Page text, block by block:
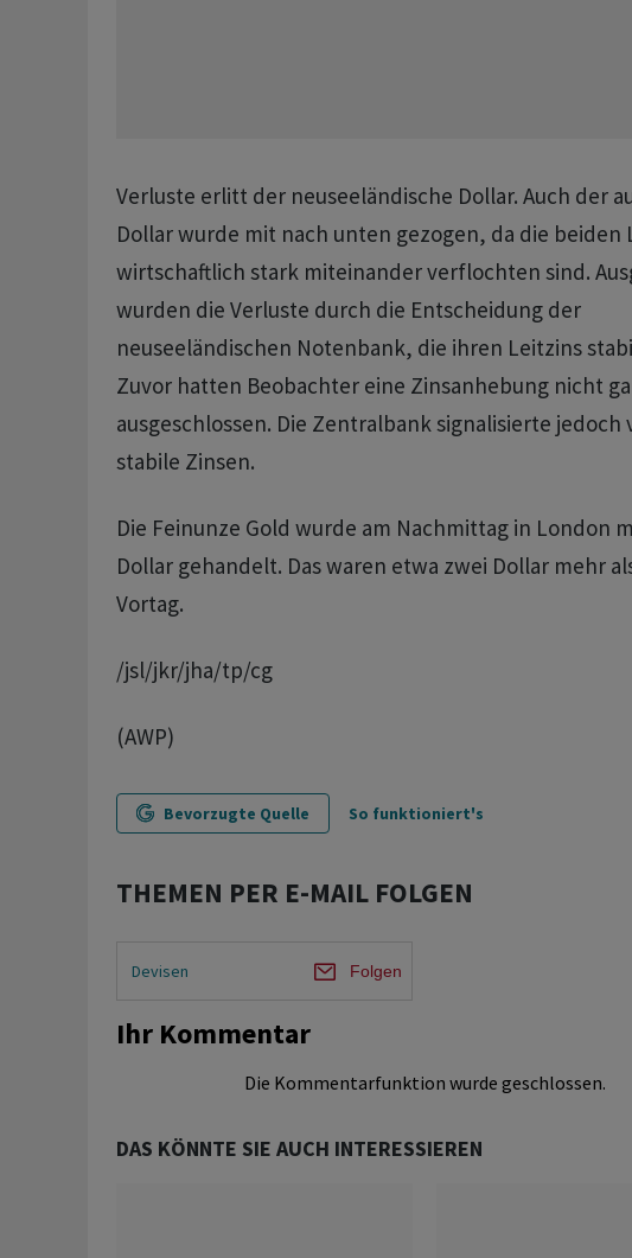
Verluste erlitt der neuseeländische Dollar. Auch der
Dollar wurde mit nach unten gezogen, da die beiden
wirtschaftlich stark miteinander verflochten sind.
wurden die Verluste durch die Entscheidung der
neuseeländischen Notenbank, die ihren Leitzins
Zuvor hatten Beobachter eine Zinsanhebung nicht
ausgeschlossen. Die Zentralbank signalisierte jedoch
stabile Zinsen.
Die Feinunze Gold wurde am Nachmittag in London
Dollar gehandelt. Das waren etwa zwei Dollar mehr
Vortag.
/jsl/jkr/jha/tp/cg
(AWP)
Bevorzugte Quelle So funktioniert's
THEMEN PER E-MAIL FOLGEN
Devisen Folgen
Ihr Kommentar
Die Kommentarfunktion wurde geschlossen.
DAS KÖNNTE SIE AUCH INTERESSIEREN